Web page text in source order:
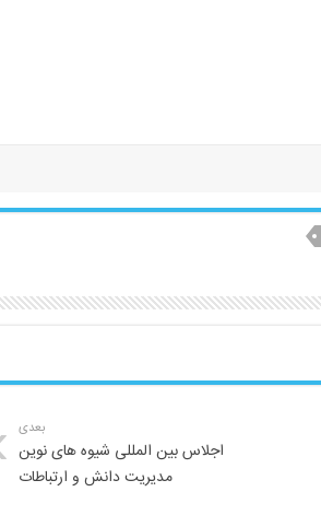
بعدی
اجلاس بین المللی شیوه های نوین
مدیریت دانش و ارتباطات